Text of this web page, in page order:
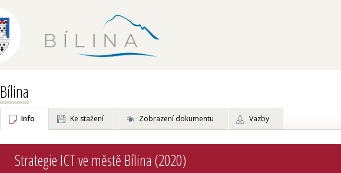
Bílina
Info Ke stažení Zobrazení dokumentu Vazby
Strategie ICT ve městě Bílina (2020)